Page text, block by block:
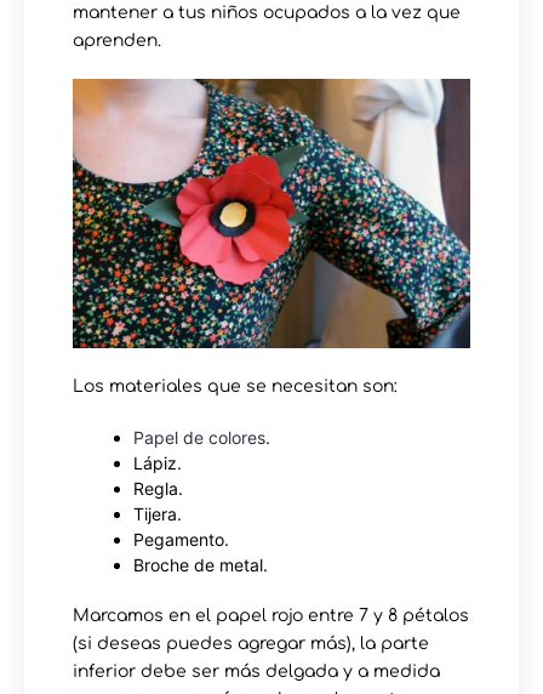
mantener a tus niños ocupados a la vez que
aprenden.
Los materiales que se necesitan son:
Papel de colores.
Lápiz.
Regla.
Tijera.
Pegamento.
Broche de metal.
Marcamos en el papel rojo entre 7 y 8 pétalos
(si deseas puedes agregar más), la parte
inferior debe ser más delgada y a medida